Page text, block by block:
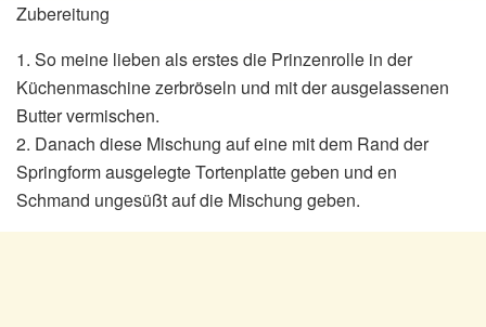
Zubereitung
1. So meine lieben als erstes die Prinzenrolle in der
Küchenmaschine zerbröseln und mit der ausgelassenen
Butter vermischen.
2. Danach diese Mischung auf eine mit dem Rand der
Springform ausgelegte Tortenplatte geben und en
Schmand ungesüßt auf die Mischung geben.